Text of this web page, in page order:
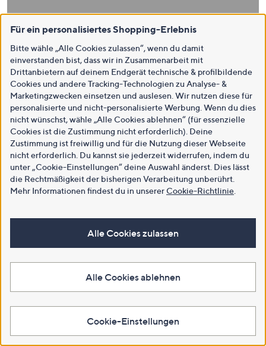
Für ein personalisiertes Shopping-Erlebnis
Bitte wähle „Alle Cookies zulassen“, wenn du damit
einverstanden bist, dass wir in Zusammenarbeit mit
Drittanbietern auf deinem Endgerät technische & profilbildende
Cookies und andere Tracking-Technologien zu Analyse- &
Marketingzwecken einsetzen und auslesen. Wir nutzen diese für
personalisierte und nicht-personalisierte Werbung. Wenn du dies
nicht wünschst, wähle „Alle Cookies ablehnen“ (für essenzielle
Cookies ist die Zustimmung nicht erforderlich). Deine
Zustimmung ist freiwillig und für die Nutzung dieser Webseite
nicht erforderlich. Du kannst sie jederzeit widerrufen, indem du
unter „Cookie-Einstellungen“ deine Auswahl änderst. Dies lässt
die Rechtmäßigkeit der bisherigen Verarbeitung unberührt.
Mehr Informationen findest du in unsererCookie-Richtlinie
Alle Cookies zulassen
Alle Cookies ablehnen
Cookie-Einstellungen